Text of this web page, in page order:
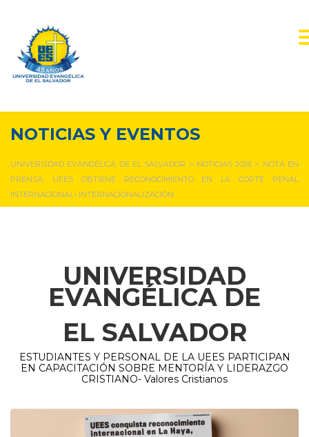
NOTICIAS Y EVENTOS
UNIVERSIDAD EVANGÉLICA DE EL SALVADOR > NOTICIAS 2026 > NOTA EN
PRENSA: UEES OBTIENE RECONOCIMIENTO EN LA CORTE PENAL
INTERNACIONAL- INTERNACIONALIZACIÓN
UNIVERSIDAD
EVANGÉLICA DE
EL SALVADOR
ESTUDIANTES Y PERSONAL DE LA UEES PARTICIPAN
EN CAPACITACIÓN SOBRE MENTORÍA Y LIDERAZGO
CRISTIANO- Valores Cristianos